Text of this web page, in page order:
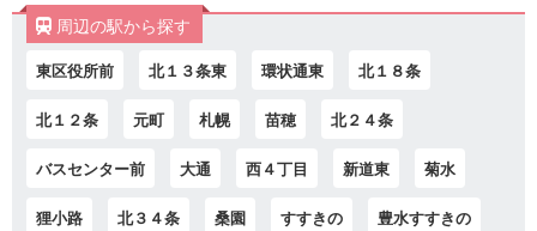
周辺の駅から探す
東区役所前 北１３条東 環状通東 北１８条
北１２条 元町 札幌 苗穂 北２４条
バスセンター前 大通 西４丁目 新道東 菊水
狸小路 北３４条 桑園 すすきの 豊水すすきの